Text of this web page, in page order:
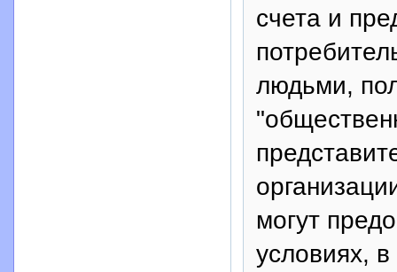
счета и
людьми,
могут
условиях,